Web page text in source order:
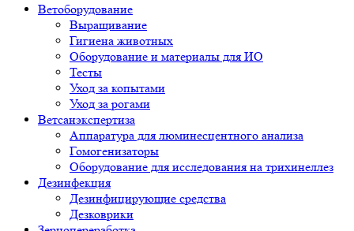
Ветоборудование
Выращивание
Гигиена животных
Оборудование и материалы для ИО
Тесты
Уход за копытами
Уход за рогами
Ветсанэкспертиза
Аппаратура для люминесцентного анализа
Гомогенизаторы
Оборудование для исследования на трихинеллез
Дезинфекция
Дезинфицирующие средства
Дезковрики